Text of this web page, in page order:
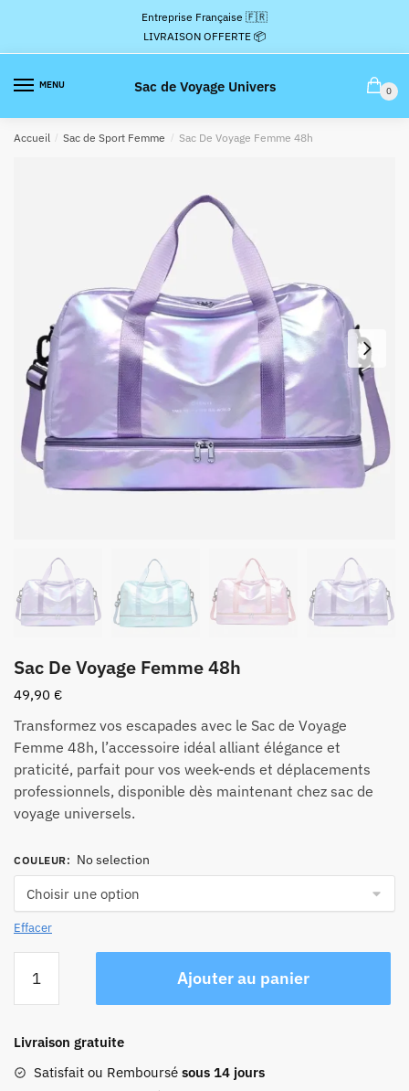
la
navigation
contenu
Entreprise Française 🇫🇷
LIVRAISON OFFERTE 📦
MENU Sac de Voyage Univers 0
Accueil / Sac de Sport Femme / Sac De Voyage Femme 48h
Sac De Voyage Femme 48h
49,90 €
Transformez vos escapades avec le Sac de Voyage
Femme 48h, l’accessoire idéal alliant élégance et
praticité, parfait pour vos week-ends et déplacements
professionnels, disponible dès maintenant chez sac de
voyage universels.
COULEUR: No selection
Effacer
Sac
Voyage
Femme
Ajouter au panier
Livraison gratuite
Satisfait ou Remboursé sous 14 jours